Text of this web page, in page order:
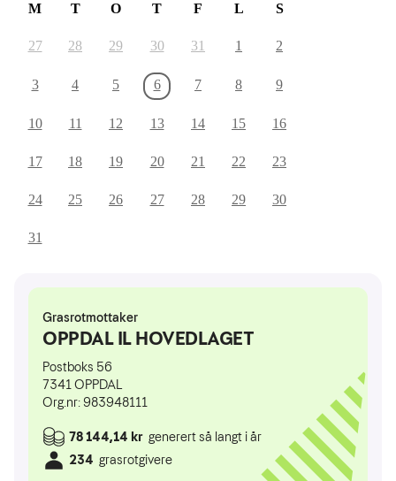
M T O T F L S
27 28 29 30 31 1 2
3 4 5 6 7 8 9
10 11 12 13 14 15 16
17 18 19 20 21 22 23
24 25 26 27 28 29 30
31